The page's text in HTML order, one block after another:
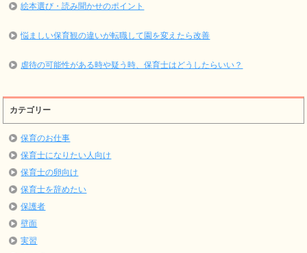
絵本選び・読み聞かせのポイント
悩ましい保育観の違いが転職して園を変えたら改善
虐待の可能性がある時や疑う時、保育士はどうしたらいい？
カテゴリー
保育のお仕事
保育士になりたい人向け
保育士の卵向け
保育士を辞めたい
保護者
壁面
実習